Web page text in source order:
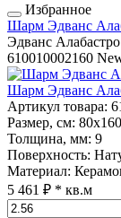
Избранное
Шарм Эдванс
Эдванс
610010002160
Шарм Эдванс
Артикул товара:
Размер, см: 80x160
Толщина, мм: 9
Поверхность:
Материал:
5 461 ₽ * кв.м